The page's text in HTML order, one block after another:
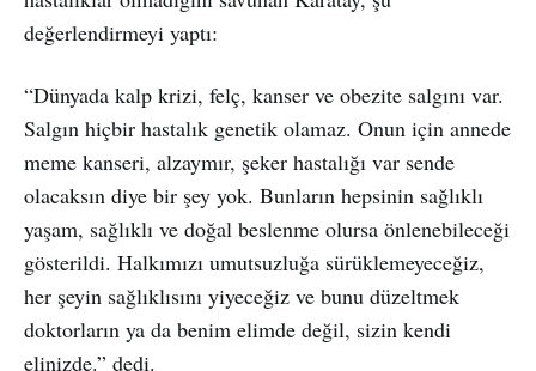
değerlendirmeyi yaptı:
“Dünyada kalp krizi, felç, kanser ve obezite salgını var.
Salgın hiçbir hastalık genetik olamaz. Onun için annede
meme kanseri, alzaymır, şeker hastalığı var sende
olacaksın diye bir şey yok. Bunların hepsinin sağlıklı
yaşam, sağlıklı ve doğal beslenme olursa önlenebileceği
gösterildi. Halkımızı umutsuzluğa sürüklemeyeceğiz,
her şeyin sağlıklısını yiyeceğiz ve bunu düzeltmek
doktorların ya da benim elimde değil, sizin kendi
elinizde.” dedi.